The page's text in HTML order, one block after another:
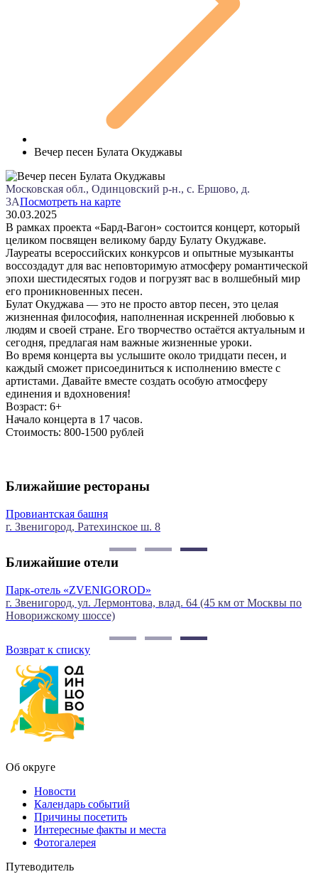
Вечер песен Булата Окуджавы
Московская обл., Одинцовский р-н., с. Ершово, д.
3АПосмотреть на карте
30.03.2025
В рамках проекта «Бард-Вагон» состоится концерт, который
целиком посвящен великому барду Булату Окуджаве.
Лауреаты всероссийских конкурсов и опытные музыканты
воссоздадут для вас неповторимую атмосферу романтической
эпохи шестидесятых годов и погрузят вас в волшебный мир
его проникновенных песен.
Булат Окуджава — это не просто автор песен, это целая
жизненная философия, наполненная искренней любовью к
людям и своей стране. Его творчество остаётся актуальным и
сегодня, предлагая нам важные жизненные уроки.
Во время концерта вы услышите около тридцати песен, и
каждый сможет присоединиться к исполнению вместе с
артистами. Давайте вместе создать особую атмосферу
единения и вдохновения!
Возраст: 6+
Начало концерта в 17 часов.
Стоимость: 800-1500 рублей
Ближайшие рестораны
Провиантская башня
г. Звенигород, Ратехинское ш. 8
Ближайшие отели
Парк-отель «ZVENIGOROD»
г. Звенигород, ул. Лермонтова, влад. 64 (45 км от Москвы по
Новорижскому шоссе)
Возврат к списку
Об округе
Новости
Календарь событий
Причины посетить
Интересные факты и места
Фотогалерея
Путеводитель